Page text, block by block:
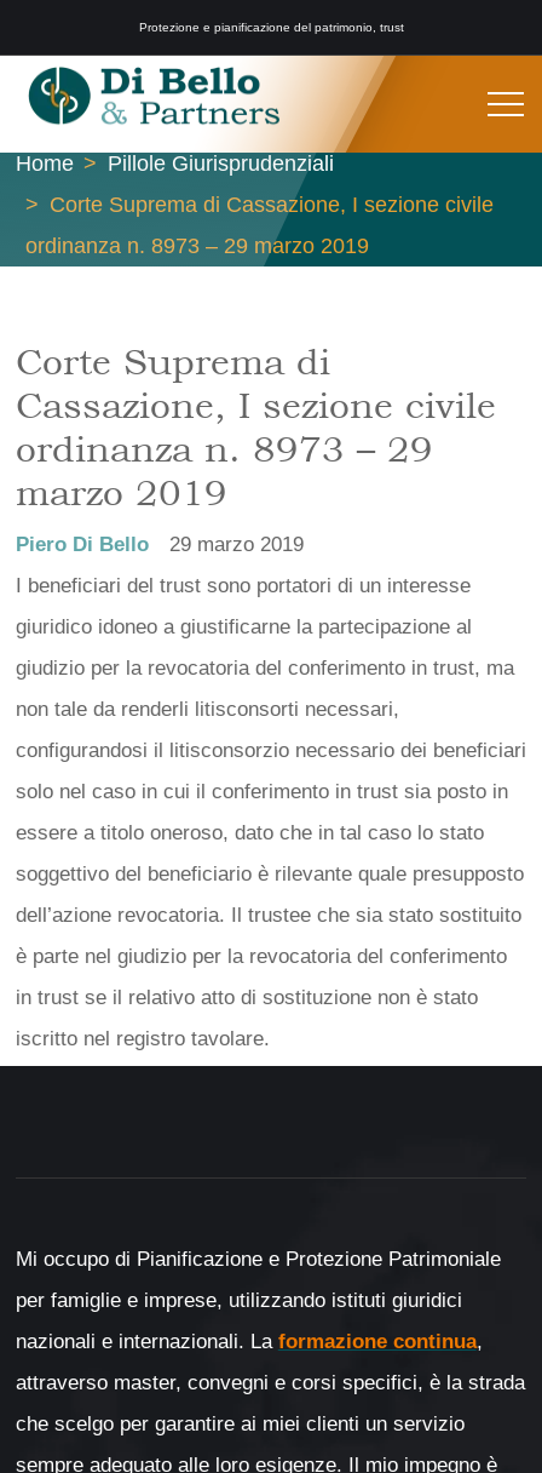
Protezione e pianificazione del patrimonio, trust
Home
Pillole Giurisprudenziali
Corte Suprema di Cassazione, I sezione civile
ordinanza n. 8973 – 29 marzo 2019
Corte Suprema di
Cassazione, I sezione civile
ordinanza n. 8973 – 29
marzo 2019
Piero Di Bello
29 marzo 2019
I beneficiari del trust sono portatori di un interesse
giuridico idoneo a giustificarne la partecipazione al
giudizio per la revocatoria del conferimento in trust, ma
non tale da renderli litisconsorti necessari,
configurandosi il litisconsorzio necessario dei beneficiari
solo nel caso in cui il conferimento in trust sia posto in
essere a titolo oneroso, dato che in tal caso lo stato
soggettivo del beneficiario è rilevante quale presupposto
dell’azione revocatoria. Il trustee che sia stato sostituito
è parte nel giudizio per la revocatoria del conferimento
in trust se il relativo atto di sostituzione non è stato
iscritto nel registro tavolare.
Mi occupo di Pianificazione e Protezione Patrimoniale
per famiglie e imprese, utilizzando istituti giuridici
nazionali e internazionali. La formazione continua,
attraverso master, convegni e corsi specifici, è la strada
che scelgo per garantire ai miei clienti un servizio
sempre adeguato alle loro esigenze. Il mio impegno è